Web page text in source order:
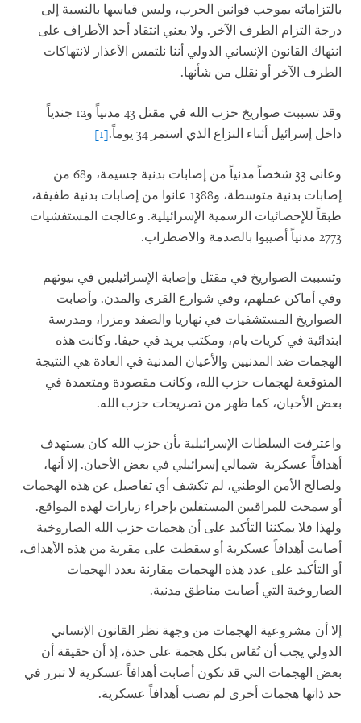
بالتزاماته بموجب قوانين الحرب، وليس قياسها بالنسبة إلى
درجة التزام الطرف الآخر. ولا يعني انتقاد أحد الأطراف على
انتهاك القانون الإنساني الدولي أننا نلتمس الأعذار لانتهاكات
الطرف الآخر أو نقلل من شأنها.
وقد تسببت صواريخ حزب الله في مقتل 43 مدنياً و12 جندياً
داخل إسرائيل أثناء النزاع الذي استمر 34 يوماً.
[1]
وعانى 33 شخصاً مدنياً من إصابات بدنية جسيمة، و68 من
إصابات بدنية متوسطة، و1388 عانوا من إصابات بدنية طفيفة،
طبقاً للإحصائيات الرسمية الإسرائيلية. وعالجت المستفشيات
2773 مدنياً أصيبوا بالصدمة والاضطراب.
وتسببت الصواريخ في مقتل وإصابة الإسرائيليين في بيوتهم
وفي أماكن عملهم، وفي شوارع القرى والمدن. وأصابت
الصواريخ المستشفيات في نهاريا والصفد ومزرا، ومدرسة
ابتدائية في كريات يام، ومكتب بريد في حيفا. وكانت هذه
الهجمات ضد المدنيين والأعيان المدنية في العادة هي النتيجة
المتوقعة لهجمات حزب الله، وكانت مقصودة ومتعمدة في
بعض الأحيان، كما ظهر من تصريحات حزب الله.
واعترفت السلطات الإسرائيلية بأن حزب الله كان يستهدف
أهدافاً عسكرية شمالي إسرائيلي في بعض الأحيان. إلا أنها،
ولصالح الأمن الوطني، لم تكشف أي تفاصيل عن هذه الهجمات
أو سمحت للمراقبين المستقلين بإجراء زيارات لهذه المواقع.
ولهذا فلا يمكننا التأكيد على أن هجمات حزب الله الصاروخية
أصابت أهدافاً عسكرية أو سقطت على مقربة من هذه الأهداف،
أو التأكيد على عدد هذه الهجمات مقارنة بعدد الهجمات
الصاروخية التي أصابت مناطق مدنية.
إلا أن مشروعية الهجمات من وجهة نظر القانون الإنساني
الدولي يجب أن تُقاس بكل هجمة على حدة، إذ أن حقيقة أن
بعض الهجمات التي قد تكون أصابت أهدافاً عسكرية لا تبرر في
حد ذاتها هجمات أخرى لم تصب أهدافاً عسكرية.